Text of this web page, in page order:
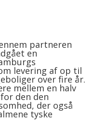
partneren
en
levering af op til
over fire år.
mellem en halv
den den
der også
tyske